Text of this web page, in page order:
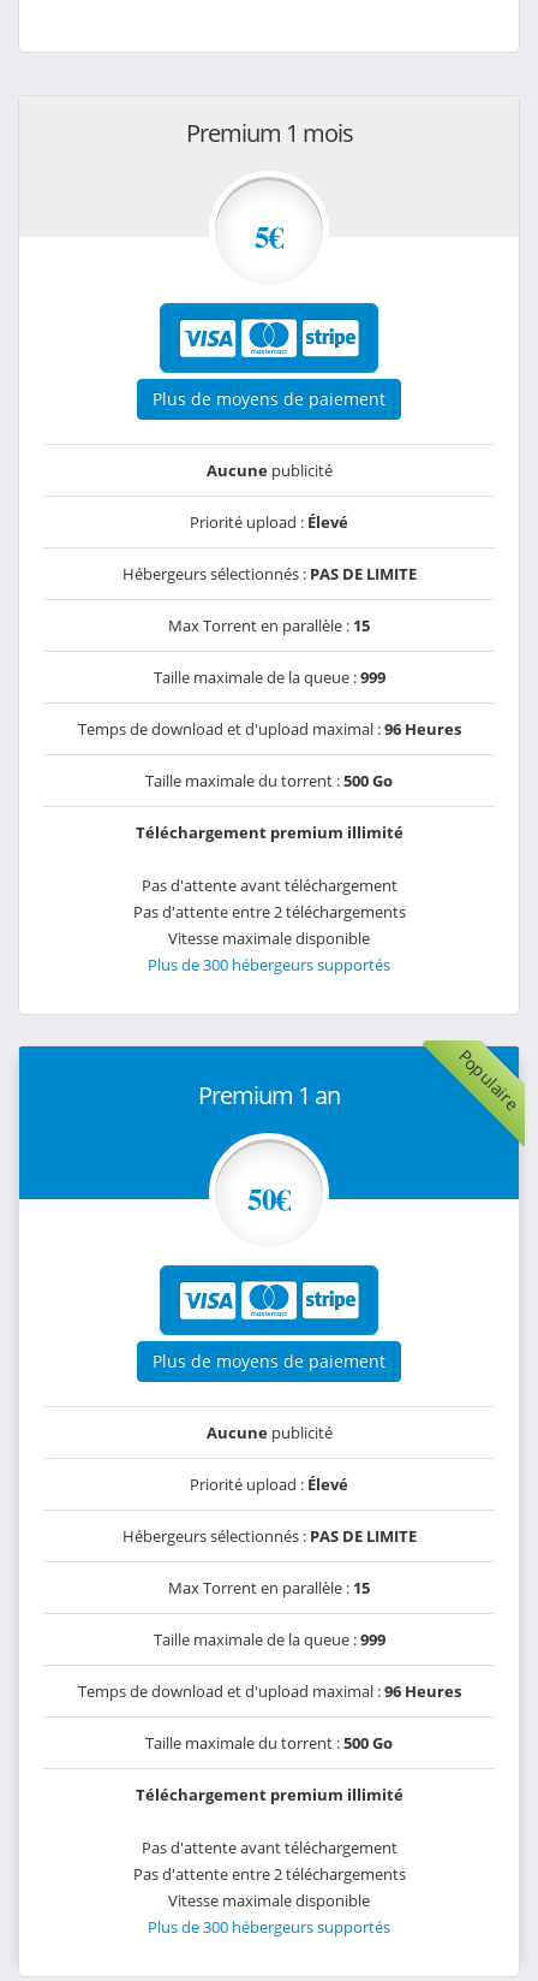
Premium 1 mois
5€
Plus de moyens de paiement
Aucunepublicité
Priorité upload : Élevé
Hébergeurs sélectionnés : PAS DE LIMITE
Max Torrent en parallèle : 15
Taille maximale de la queue :999
Temps de download et d'upload maximal :96 Heures
Taille maximale du torrent :500 Go
Téléchargement premium illimité
Pas d'attente avant téléchargement
Pas d'attente entre 2 téléchargements
Vitesse maximale disponible
Plus de 300 hébergeurs supportés
Populaire
Premium 1 an
50€
Plus de moyens de paiement
Aucunepublicité
Priorité upload : Élevé
Hébergeurs sélectionnés : PAS DE LIMITE
Max Torrent en parallèle : 15
Taille maximale de la queue :999
Temps de download et d'upload maximal :96 Heures
Taille maximale du torrent :500 Go
Téléchargement premium illimité
Pas d'attente avant téléchargement
Pas d'attente entre 2 téléchargements
Vitesse maximale disponible
Plus de 300 hébergeurs supportés